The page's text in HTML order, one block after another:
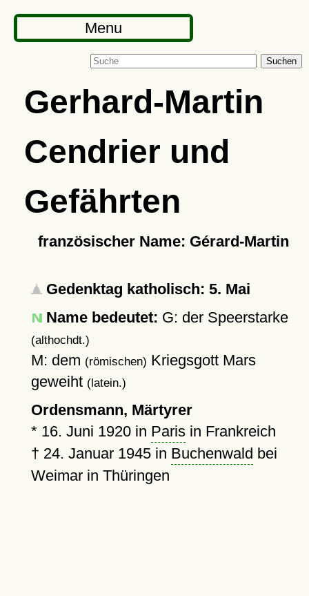
Menu
Suchen
Gerhard-Martin
Cendrier und
Gefährten
französischer Name: Gérard-Martin
Gedenktag katholisch: 5. Mai
Name bedeutet: G: der Speerstarke
(althochdt.)
M: dem (römischen) Kriegsgott Mars
geweiht (latein.)
Ordensmann, Märtyrer
* 16. Juni 1920in Parisin Frankreich
† 24. Januar 1945in Buchenwald bei
Weimar in Thüringen